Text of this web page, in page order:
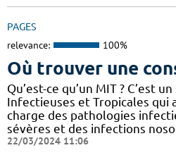
PAGES
relevance: 100%
Où trouver une
Qu’est-ce qu’un MIT ? C’est
Infectieuses et Tropicales qui
charge des pathologies
sévères et des infections
22/03/2024 11:06